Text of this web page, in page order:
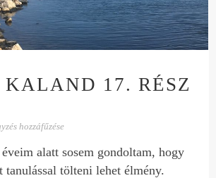
17. RÉSZ
hozzáfűzése
alatt sosem gondoltam, hogy
tanulással tölteni lehet élmény.